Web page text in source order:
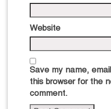
Website
Save my name,
this browser for the
comment.